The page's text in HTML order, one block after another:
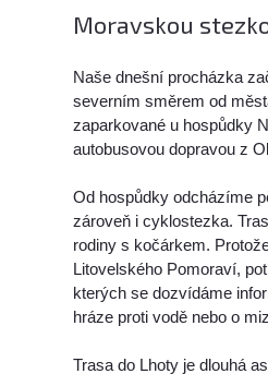
Moravskou
Naše dnešní procházka
severním směrem od
zaparkované u hospůdky
autobusovou dopravou z
Od hospůdky odcházíme
zároveň i cyklostezka.
rodiny s kočárkem.
Litovelského Pomoraví,
kterých se dozvídáme
hráze proti vodě nebo o
Trasa do Lhoty je dlouhá